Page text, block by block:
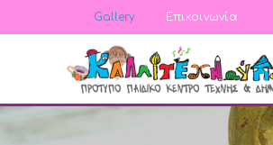
Gallery Επικοινωνία